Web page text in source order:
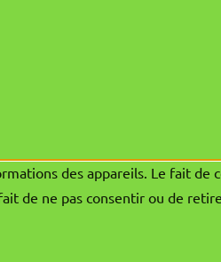
des appareils. Le fait de
de ne pas consentir ou de